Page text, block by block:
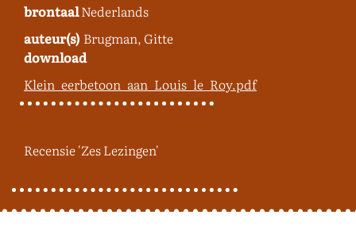
brontaalNederlands
auteur(s) Brugman, Gitte
download
Klein_eerbetoon_aan_Louis_le_Roy.pdf
Recensie 'Zes Lezingen'